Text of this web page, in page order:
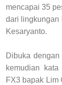
mencapai 35
dari lingkungan
Kesaryanto.
Dibuka
kemudian
FX3 bapak Lim